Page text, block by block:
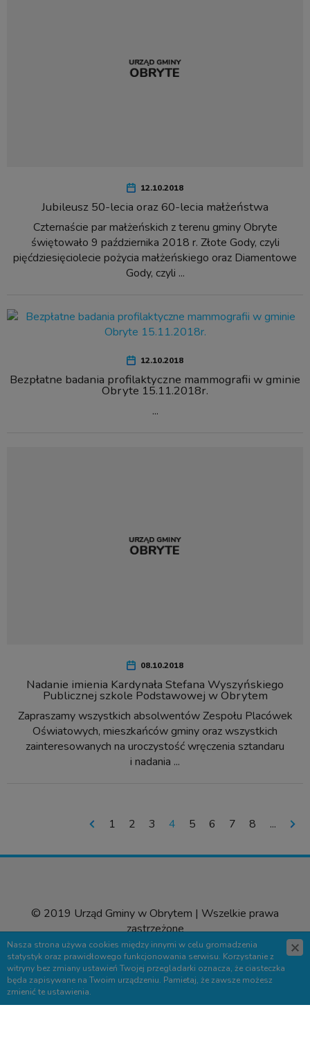
12.10.2018
Jubileusz 50-lecia oraz 60-lecia małżeństwa
Czternaście par małżeńskich z terenu gminy Obryte
świętowało 9 października 2018 r. Złote Gody, czyli
pięćdziesięciolecie pożycia małżeńskiego oraz Diamentowe
Gody, czyli ...
12.10.2018
Bezpłatne badania profilaktyczne mammografii w gminie
Obryte 15.11.2018r.
...
08.10.2018
Nadanie imienia Kardynała Stefana Wyszyńskiego
Publicznej szkole Podstawowej w Obrytem
Zapraszamy wszystkich absolwentów Zespołu Placówek
Oświatowych, mieszkańców gminy oraz wszystkich
zainteresowanych na uroczystość wręczenia sztandaru
i nadania ...
1 2 3 4 5 6 7 8 ...
© 2019 Urząd Gminy w Obrytem | Wszelkie prawa
zastrzeżone
Wyślij sugestie
Projekt &cms:www.zstudio.pl
Nasza strona używa cookies między innymi w celu gromadzenia
statystyk oraz prawidłowego funkcjonowania serwisu. Korzystanie z
witryny bez zmiany ustawień Twojej przegladarki oznacza, że ciasteczka
będa zapisywane na Twoim urządzeniu. Pamietaj, że zawsze możesz
zmienić te ustawienia.